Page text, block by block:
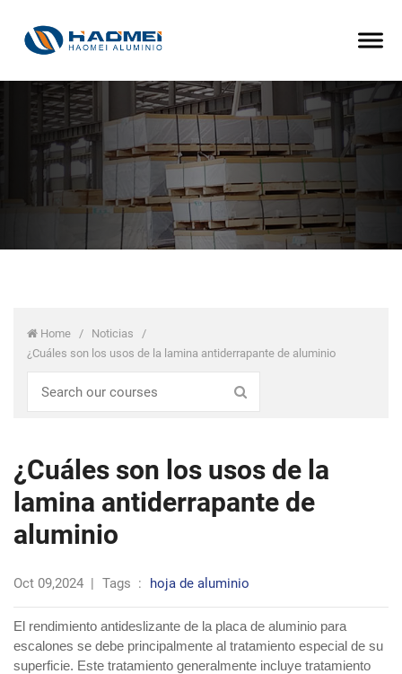
Home / Noticias
/
¿Cuáles son los usos de la lamina antiderrapante de aluminio
¿Cuáles son los usos de la
lamina antiderrapante de
aluminio
Oct 09,2024 | Tags : hoja de aluminio
El rendimiento antideslizante de la placa de aluminio para
escalones se debe principalmente al tratamiento especial de su
superficie. Este tratamiento generalmente incluye tratamiento